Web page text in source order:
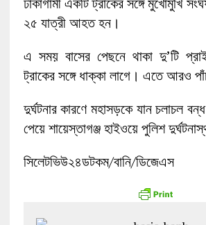
২৫ যাত্রী আহত হন।
এ সময় বাসের পেছনে থাকা দু’টি
ট্রাকের সঙ্গে ধাক্কা লাগে। এতে আরও
দুর্ঘটনার কারণে মহাসড়কে যান চলাচল
পেয়ে শায়েস্তাগঞ্জ হাইওয়ে পুলিশ
সিলেটভিউ২৪ডটকম/বানি/ডিজেএস